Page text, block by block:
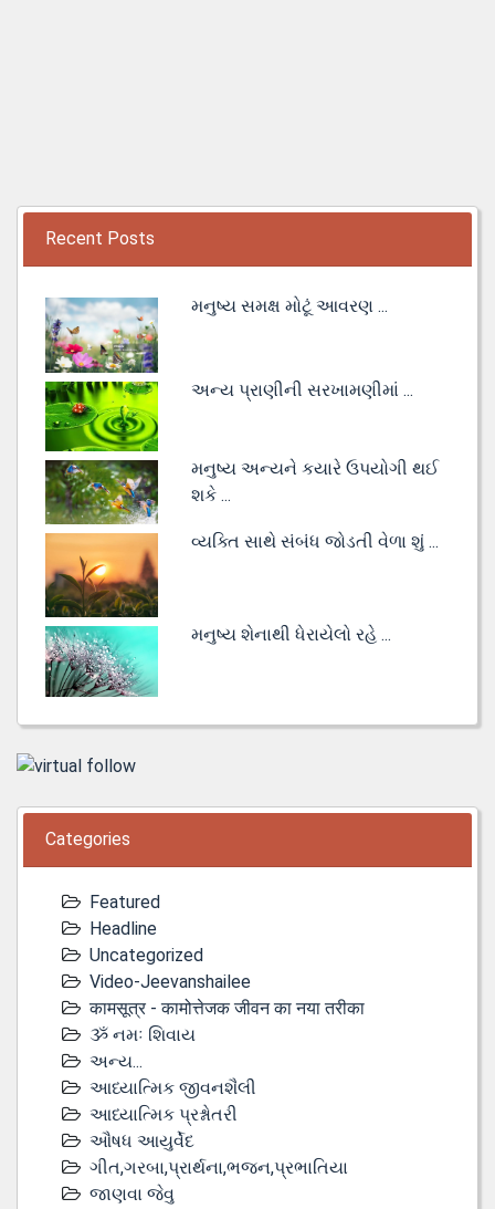
Recent Posts
મનુષ્ય સમક્ષ મોટૂં આવરણ ...
અન્ય પ્રાણીની સરખામણીમાં ...
મનુષ્ય અન્યને કયારે ઉપયોગી થઈ
શકે ...
વ્યક્તિ સાથે સંબંધ જોડતી વેળા શું ...
મનુષ્ય શેનાથી ધેરાયેલો રહે ...
Categories
Featured
Headline
Uncategorized
Video-Jeevanshailee
कामसूत्र - कामोत्तेजक जीवन का नया तरीका
ૐ નમઃ શિવાય
અન્ય...
આધ્યાત્મિક જીવનશૈલી
આધ્યાત્મિક પ્રશ્નોતરી
ઔષધ આયુર્વેદ
ગીત,ગરબા,પ્રાર્થના,ભજન,પ્રભાતિયા
જાણવા જેવુ